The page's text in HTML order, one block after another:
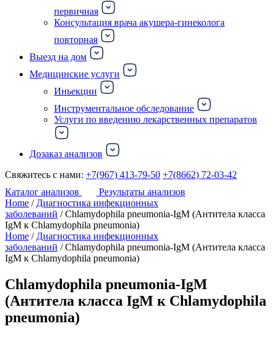
первичная
Консультация врача акушера-гинеколога
повторная
Выезд на дом
Медицинские услуги
Иньекции
Инструментальное обследование
Услуги по введению лекарственных препаратов
Дозаказ анализов
Свяжитесь с нами: +7(967) 413-79-50 +7(8662) 72-03-42
Каталог анализов
Результаты анализов
Home / Диагностика инфекционных
заболеваний / Chlamydophila pneumonia-IgM (Антитела класса
IgM к Chlamydophila pneumonia)
Home / Диагностика инфекционных
заболеваний / Chlamydophila pneumonia-IgM (Антитела класса
IgM к Chlamydophila pneumonia)
Chlamydophila pneumonia-IgM
(Антитела класса IgM к Chlamydophila
pneumonia)